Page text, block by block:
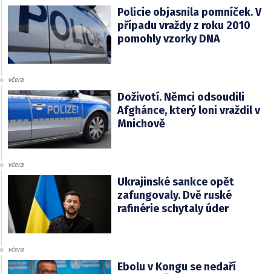
Policie objasnila pomníček. V
případu vraždy z roku 2010
pomohly vzorky DNA
včera
Doživotí. Němci odsoudili
Afghánce, který loni vraždil v
Mnichově
včera
Ukrajinské sankce opět
zafungovaly. Dvě ruské
rafinérie schytaly úder
včera
Ebolu v Kongu se nedaří